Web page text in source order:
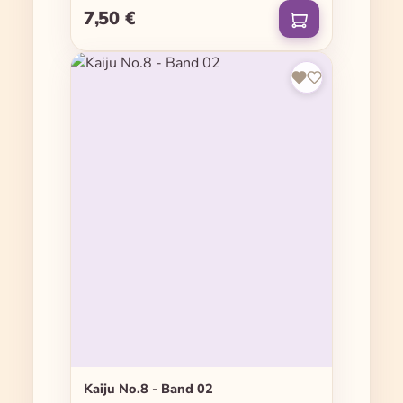
Regulärer Preis:
7,50 €
Kaiju No.8 - Band 02